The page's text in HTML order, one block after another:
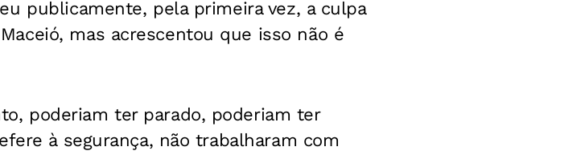
publicamente, pela primeira vez, a culpa
mas acrescentou que isso não é
poderiam ter parado, poderiam ter
à segurança, não trabalharam com